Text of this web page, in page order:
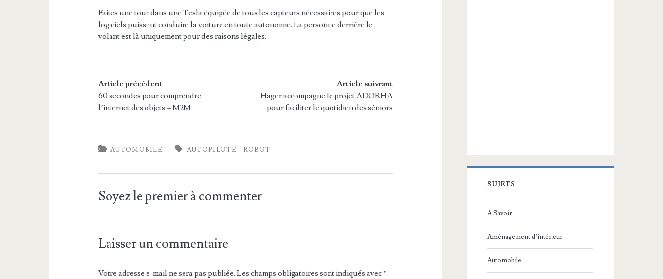
Faites une tour dans une Tesla équipée de tous les capteurs nécessaires pour que les
logiciels puissent conduire la voiture en toute autonomie. La personne derrière le
volant est là uniquement pour des raisons légales.
Article précédent
60 secondes pour comprendre
l’internet des objets – M2M
Article suivrant
Hager accompagne le projet ADORHA
pour faciliter le quotidien des séniors
AUTOMOBILE AUTOPILOTE ROBOT
Soyez le premier à commenter
Laisser un commentaire
Votre adresse e-mail ne sera pas publiée. Les champs obligatoires sont indiqués avec*
SUJETS
A Savoir
Aménagement d’intérieur
Automobile